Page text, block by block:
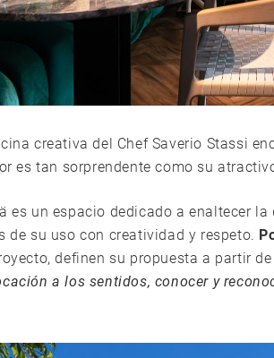
creativa del Chef Saverio Stassi
es tan sorprendente como su
es un espacio dedicado a enaltecer
de su uso con creatividad y respeto.
definen su propuesta a partir
a los sentidos, conocer y